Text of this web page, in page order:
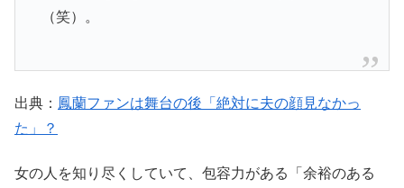
（笑）。
出典： 鳳蘭ファンは舞台の後「絶対に夫の顔見なかっ
た」？
女の人を知り尽くしていて、包容力がある「余裕のある